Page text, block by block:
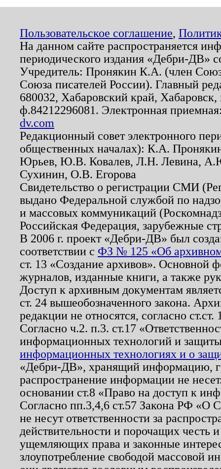
Пользовательское соглашение,
На данном сайте распространяется
периодического издания «Дебри-ДВ»
Учредитель: Пронякин К.А. (член
Союза писателей России). Главный
680032, Хабаровский край,
ф.84212296081. Электронная
dv.com
Редакционный совет электронного
общественных началах): К.А.
Юрьев, Ю.В. Ковалев, Л.Н. Левина,
Сухинин, О.В. Егорова
Свидетельство о регистрации СМИ
выдано Федеральной службой по
и массовых коммуникаций
Российская Федерация, зарубежные
В 2006 г. проект «Дебри-ДВ» был
соответствии с ФЗ № 125 «Об
ст. 13 «Создание архивов». Основной
журналов, изданные книги, а также
Доступ к архивным документам
ст. 24 вышеобозначенного закона.
редакции не относятся, согласно
Согласно ч.2. п.3. ст.17
информационных технологий и
информационных технологиях и о
«Дебри-ДВ», хранящий информацию,
распространение информации не
основании ст.8 «Право на доступ к
Согласно пп.3,4,6 ст.57 Закона РФ «О
не несут ответственности за
действительности и порочащих честь
ущемляющих права и законные
злоупотребление свободой массовой